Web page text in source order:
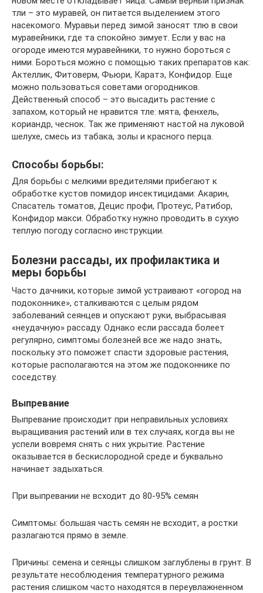
тли – это муравей, он питается выделением этого
насекомого. Муравьи перед зимой заносят тлю в свои
муравейники, где та спокойно зимует. Если у вас на
огороде имеются муравейники, то нужно бороться с
ними. Бороться можно с помощью таких препаратов как:
Актеллик, Фитоверм, Фьюри, Каратэ, Конфидор. Еще
можно пользоваться советами огородников.
Действенный способ – это высадить растение с
запахом, который не нравится тле: мята, фенхель,
кориандр, чеснок. Так же применяют настой на луковой
шелухе, смесь из табака, золы и красного перца.
Способы борьбы:
Для борьбы с мелкими вредителями прибегают к
обработке кустов помидор инсектицидами: Акарин,
Спасатель томатов, Децис профи, Протеус, Ратибор,
Конфидор макси. Обработку нужно проводить в сухую
теплую погоду согласно инструкции.
Болезни рассады, их профилактика и
меры борьбы
Часто дачники, которые зимой устраивают «огород на
подоконнике», сталкиваются с целым рядом
заболеваний сеянцев и опускают руки, выбрасывая
«неудачную» рассаду. Однако если рассада болеет
регулярно, симптомы болезней все же надо знать,
поскольку это поможет спасти здоровые растения,
которые располагаются на этом же подоконнике по
соседству.
Выпревание
Выпревание происходит при неправильных условиях
выращивания растений или в тех случаях, когда вы не
успели вовремя снять с них укрытие. Растение
оказывается в бескислородной среде и буквально
начинает задыхаться.
При выпревании не всходит до 80-95% семян
Симптомы: большая часть семян не всходит, а ростки
разлагаются прямо в земле.
Причины: семена и сеянцы слишком заглублены в грунт. В
результате несоблюдения температурного режима
растения слишком часто находятся в переувлажненном